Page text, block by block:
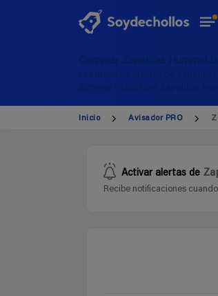
Comprar Zapatillas Hummel
Las mejores ofertas de
Slimmer Stadil Low Zapatillas
Inicio Avisador PRO
Activar alertas de
Recibe notificaciones